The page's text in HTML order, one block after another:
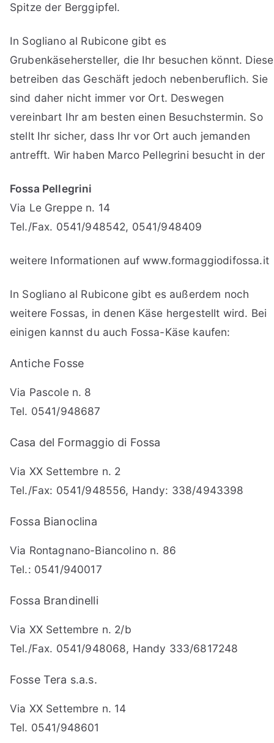
Spitze der Berggipfel.
In Sogliano al Rubicone gibt es
Grubenkäsehersteller, die Ihr besuchen könnt. Diese
betreiben das Geschäft jedoch nebenberuflich. Sie
sind daher nicht immer vor Ort. Deswegen
vereinbart Ihr am besten einen Besuchstermin. So
stellt Ihr sicher, dass Ihr vor Ort auch jemanden
antrefft. Wir haben Marco Pellegrini besucht in der
Fossa Pellegrini
Via Le Greppe n. 14
Tel./Fax. 0541/948542, 0541/948409
weitere Informationen auf www.formaggiodifossa.it
In Sogliano al Rubicone gibt es außerdem noch
weitere Fossas, in denen Käse hergestellt wird. Bei
einigen kannst du auch Fossa-Käse kaufen:
Antiche Fosse
Via Pascole n. 8
Tel. 0541/948687
Casa del Formaggio di Fossa
Via XX Settembre n. 2
Tel./Fax: 0541/948556, Handy: 338/4943398
Fossa Bianoclina
Via Rontagnano-Biancolino n. 86
Tel.: 0541/940017
Fossa Brandinelli
Via XX Settembre n. 2/b
Tel./Fax. 0541/948068, Handy 333/6817248
Fosse Tera s.a.s.
Via XX Settembre n. 14
Tel. 0541/948601